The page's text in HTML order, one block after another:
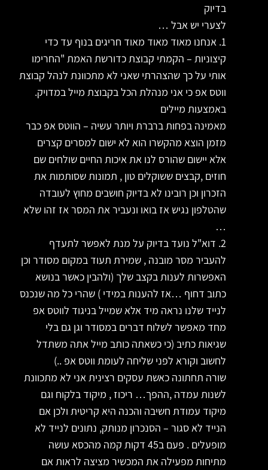
בדיוק
לצערי יש אבל …
1. אנחנו מאוד מאוד מאוד חריגים בנוף עד כדי
קיצוניות – הקמתי קבוצת כדורשת האמת "החרימו
אותי על כך שהצהרתי שאני לא מתכוונת לנהל קבוצת
ווטס אפ כי אני מנהלת הכל בקבוצת מייל במדויק.
באמצעות מיילים
מאמינה בפחות ברברת ויותר עשיה – הווטס אפ כבר
מזמן הוצא מהקשרו הוא לא ישום למסרים קצרים
אלא יישום שהורס לנו את איכות החיים שולחים שם
חוזים ,קבצים ששוקלים טון , תמונות שסותמות את
הזכרון וכן רובינו לא בדיוק חושבים מחוץ לעובדה
שהטלפון נגיש אז בואו ונעביר את המסר אז זהו שלא
…
2. דוא"ל נועד בדיוק על מנת לאפשר לתעדף
להעביר מסר מובנה , שמירת תעוד במקום מסודר וכן
האפשרות לענות בקצב שלך (ולהבין כאשר בנושא
כתוב דחוף …אז להענות במידי ) שהרי כל מה שנכנס
לנייד שלנו נראה מיד אלא שמייל בניגוד לווטס אפ
מחד מאפשר לשלוח דברים במסודר וגן גם בלי
שגיאות כתיב (כי כשאתה כותב מייל אתה משתדל
לחשוב וקורא לפני שליחה לעומת ווטס אפ ..)
שורה תחתונה כאשת עסקים רצינית אני לא מתכוונת
לשנות עמדה ,ההפך… ריכוז , מיקוד בלקוח וגם
מיקוד עמודת חשיבה והכנה היא קריטית ולכן אם
הנייד לא סגור – הסנכרון מנותק, נתונים לנייד לא
מופעלים . פעם ב45 דקות קמה מהכסא עושה
מתיחות מפעילה את המכשיר מציצה לראות אם